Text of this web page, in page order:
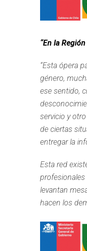
“En la
“Esta ópera
género,
ese sentido,
servicio y
de ciertas
entregar la
Esta red
profesionales
levantan
hacen los